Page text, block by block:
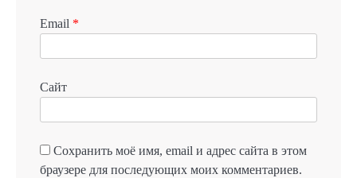
Email *
Сайт
Сохранить моё имя, email и адрес сайта в этом
браузере для последующих моих комментариев.